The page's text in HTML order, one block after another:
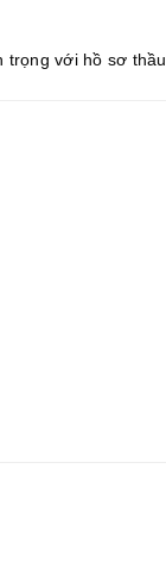
với hồ sơ thầu.